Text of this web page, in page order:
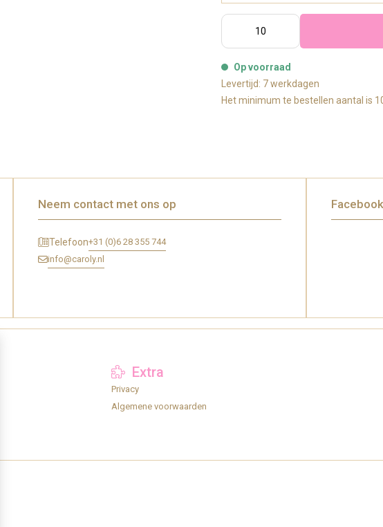
Op voorraad
Levertijd: 7 werkdagen
Het minimum te bestellen aantal is
Neem contact met ons op
Telefoon+31 (0)6 28 355 744
info@caroly.nl
Facebook
Extra
Privacy
Algemene voorwaarden